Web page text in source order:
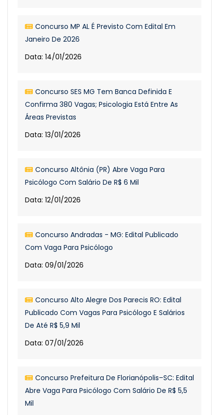
Concurso MP AL É Previsto Com Edital Em
Janeiro De 2026
Data: 14/01/2026
Concurso SES MG Tem Banca Definida E
Confirma 380 Vagas; Psicologia Está Entre As
Áreas Previstas
Data: 13/01/2026
Concurso Altônia (PR) Abre Vaga Para
Psicólogo Com Salário De R$ 6 Mil
Data: 12/01/2026
Concurso Andradas - MG: Edital Publicado
Com Vaga Para Psicólogo
Data: 09/01/2026
Concurso Alto Alegre Dos Parecis RO: Edital
Publicado Com Vagas Para Psicólogo E Salários
De Até R$ 5,9 Mil
Data: 07/01/2026
Concurso Prefeitura De Florianópolis–SC: Edital
Abre Vaga Para Psicólogo Com Salário De R$ 5,5
Mil